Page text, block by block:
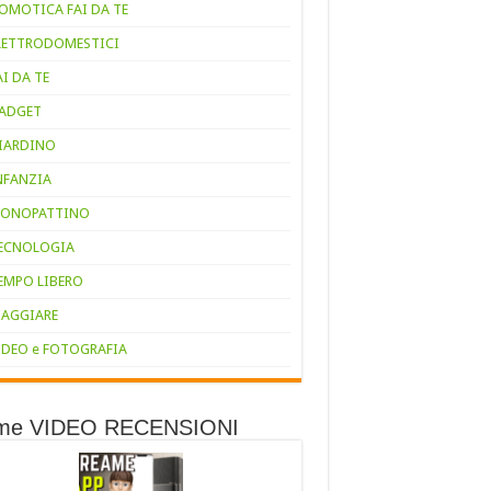
FAI DA TE
DA TE
LIBERO
e FOTOGRAFIA
VIDEO RECENSIONI